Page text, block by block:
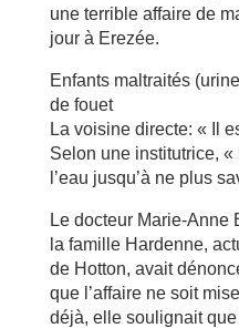
une terrible affaire de
jour à Erezée.
Enfants maltraités
de fouet
La voisine directe: « Il
Selon une institutrice,
l’eau jusqu’à ne plus
Le docteur Marie-Anne
la famille Hardenne,
de Hotton, avait
que l’affaire ne soit
déjà, elle soulignait